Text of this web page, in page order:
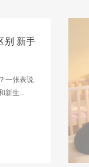
别 新手
一张表说
新生...